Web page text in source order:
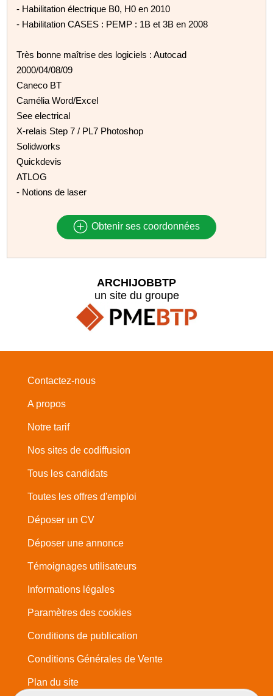
- Habilitation électrique B0, H0 en 2010
- Habilitation CASES : PEMP : 1B et 3B en 2008
Très bonne maîtrise des logiciels : Autocad
2000/04/08/09
Caneco BT
Camélia Word/Excel
See electrical
X-relais Step 7 / PL7 Photoshop
Solidworks
Quickdevis
ATLOG
- Notions de laser
Obtenir ses coordonnées
ARCHIJOBBTP
un site du groupe
Contactez-nous
A propos
Notre tarif
Nos sites de codiffusion
Tous les candidats
Toutes les offres d'emploi
Déposer un CV
Déposer une annonce
Témoignages utilisateurs
Informations légales
Paramètres des cookies
Conditions de publication
Conditions Générales de Vente
Plan du site